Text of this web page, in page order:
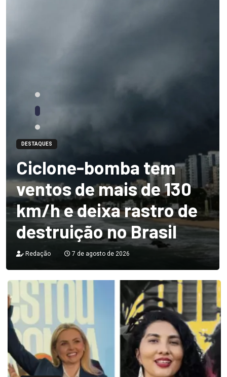
DESTAQUES
Ciclone-bomba tem
ventos de mais de 130
km/h e deixa rastro de
destruição no Brasil
Redação 7 de agosto de 2026